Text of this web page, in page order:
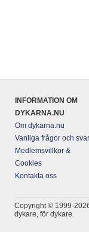
INFORMATION OM
DYKARNA.NU
Om dykarna.nu
Vanliga frågor och svar
Medlemsvillkor &
Cookies
Kontakta oss
Copyright © 1999-
dykare, för dykare.